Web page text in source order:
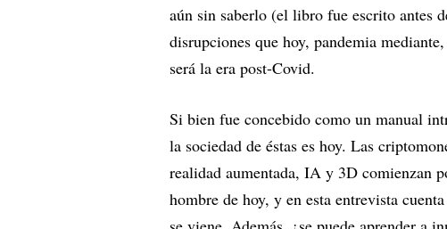
aún sin saberlo (el libro fue escrito antes
disrupciones que hoy, pandemia
será la era post-Covid.
Si bien fue concebido como un manual
la sociedad de éstas es hoy. Las
realidad aumentada, IA y 3D comienzan
hombre de hoy, y en esta entrevista